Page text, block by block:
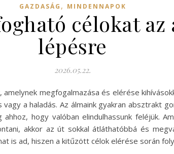
GAZDASÁG , MINDENNAPOK
célokat
lépésre
2026.05.22.
megfogalmazása és elérése
a haladás. Az álmaink gyakran absztrakt
hogy valóban elindulhassunk feléjük.
akkor az út sokkal átláthatóbbá és
is ad, hiszen a kitűzött célok elérése során